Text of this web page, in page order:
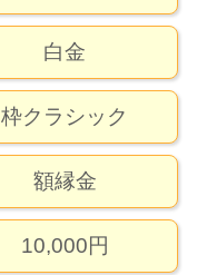
白金
枠クラシック
額縁金
10,000円